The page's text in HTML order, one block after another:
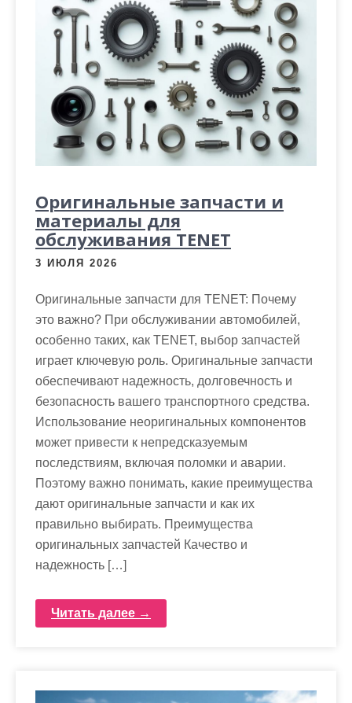
Оригинальные запчасти и
материалы для
обслуживания TENET
3 ИЮЛЯ 2026
Оригинальные запчасти для TENET: Почему
это важно? При обслуживании автомобилей,
особенно таких, как TENET, выбор запчастей
играет ключевую роль. Оригинальные запчасти
обеспечивают надежность, долговечность и
безопасность вашего транспортного средства.
Использование неоригинальных компонентов
может привести к непредсказуемым
последствиям, включая поломки и аварии.
Поэтому важно понимать, какие преимущества
дают оригинальные запчасти и как их
правильно выбирать. Преимущества
оригинальных запчастей Качество и
надежность […]
Читать далее →